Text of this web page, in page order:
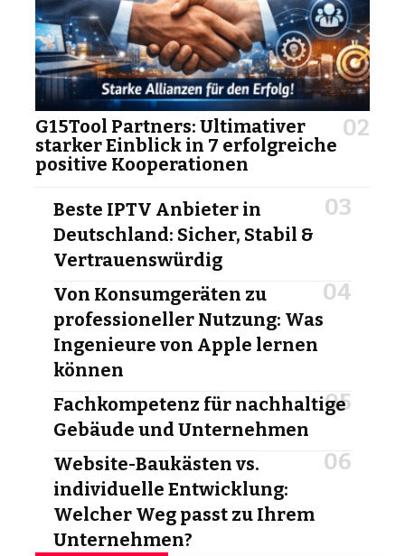
G15Tool Partners: Ultimativer
starker Einblick in 7 erfolgreiche
positive Kooperationen
Beste IPTV Anbieter in
Deutschland: Sicher, Stabil &
Vertrauenswürdig
Von Konsumgeräten zu
professioneller Nutzung: Was
Ingenieure von Apple lernen
können
Fachkompetenz für nachhaltige
Gebäude und Unternehmen
Website-Baukästen vs.
individuelle Entwicklung:
Welcher Weg passt zu Ihrem
Unternehmen?